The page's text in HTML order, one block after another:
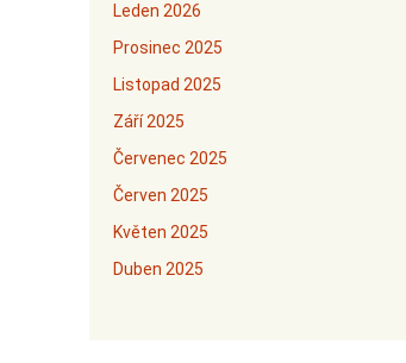
Leden 2026
Prosinec 2025
Listopad 2025
Září 2025
Červenec 2025
Červen 2025
Květen 2025
Duben 2025